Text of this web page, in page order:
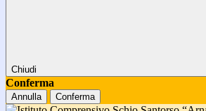
Chiudi
Conferma
Annulla Conferma